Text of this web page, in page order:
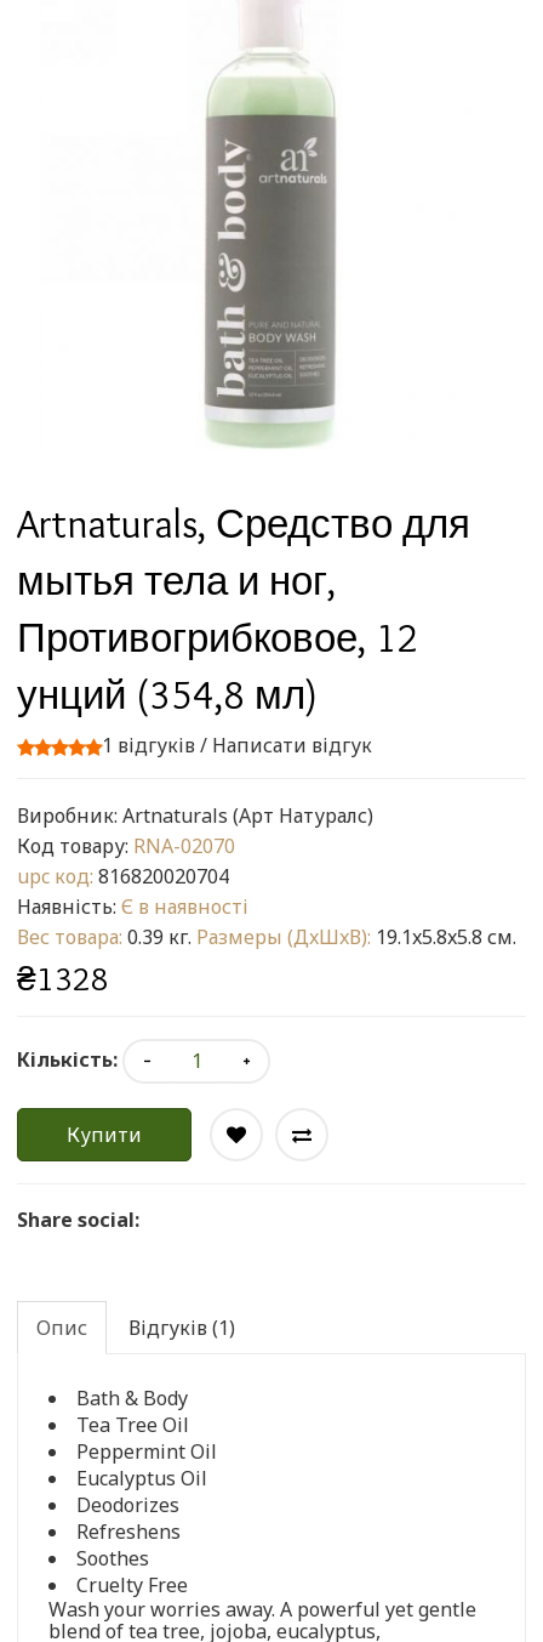
Artnaturals, Средство для
мытья тела и ног,
Противогрибковое, 12
унций (354,8 мл)
1 відгуків/ Написати відгук
Виробник: Artnaturals (Арт Натуралс)
Код товару: RNA-02070
upc код: 816820020704
Наявність: Є в наявності
Вес товара: 0.39 кг. Размеры (ДxШxВ): 19.1x5.8x5.8 см.
₴1328
Кількість:
Купити
Share social:
Опис Відгуків (1)
Bath & Body
Tea Tree Oil
Peppermint Oil
Eucalyptus Oil
Deodorizes
Refreshens
Soothes
Cruelty Free
Wash your worries away. A powerful yet gentle
blend of tea tree, jojoba, eucalyptus,